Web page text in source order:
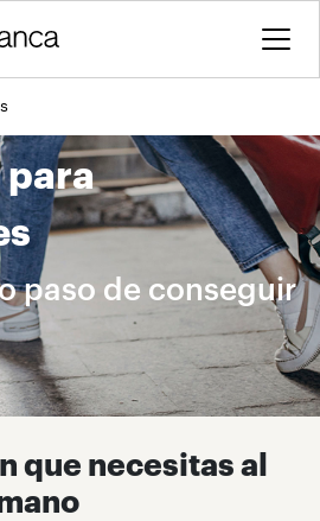
para
paso de conseguir
que necesitas al